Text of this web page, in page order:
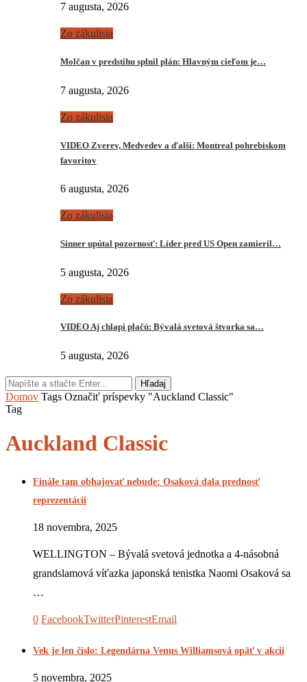
7 augusta, 2026
Zo zákulisia
Molčan v predstihu splnil plán: Hlavným cieľom je…
7 augusta, 2026
Zo zákulisia
VIDEO Zverev, Medvedev a ďalší: Montreal pohrebiskom
favoritov
6 augusta, 2026
Zo zákulisia
Sinner upútal pozornosť: Líder pred US Open zamieril…
5 augusta, 2026
Zo zákulisia
VIDEO Aj chlapi plačú: Bývalá svetová štvorka sa…
5 augusta, 2026
Hľadaj
Domov Tags Označiť príspevky "Auckland Classic"
Tag
Auckland Classic
Finále tam obhajovať nebude: Osaková dala prednosť
reprezentácii
18 novembra, 2025
WELLINGTON – Bývalá svetová jednotka a 4-násobná
grandslamová víťazka japonská tenistka Naomi Osaková sa
…
0 FacebookTwitterPinterestEmail
Vek je len číslo: Legendárna Venus Williamsová opäť v akcii
5 novembra, 2025